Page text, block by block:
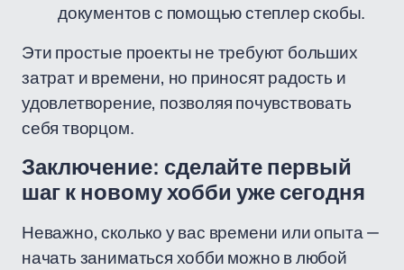
документов с помощью степлер скобы.
Эти простые проекты не требуют больших
затрат и времени, но приносят радость и
удовлетворение, позволяя почувствовать
себя творцом.
Заключение: сделайте первый
шаг к новому хобби уже сегодня
Неважно, сколько у вас времени или опыта —
начать заниматься хобби можно в любой